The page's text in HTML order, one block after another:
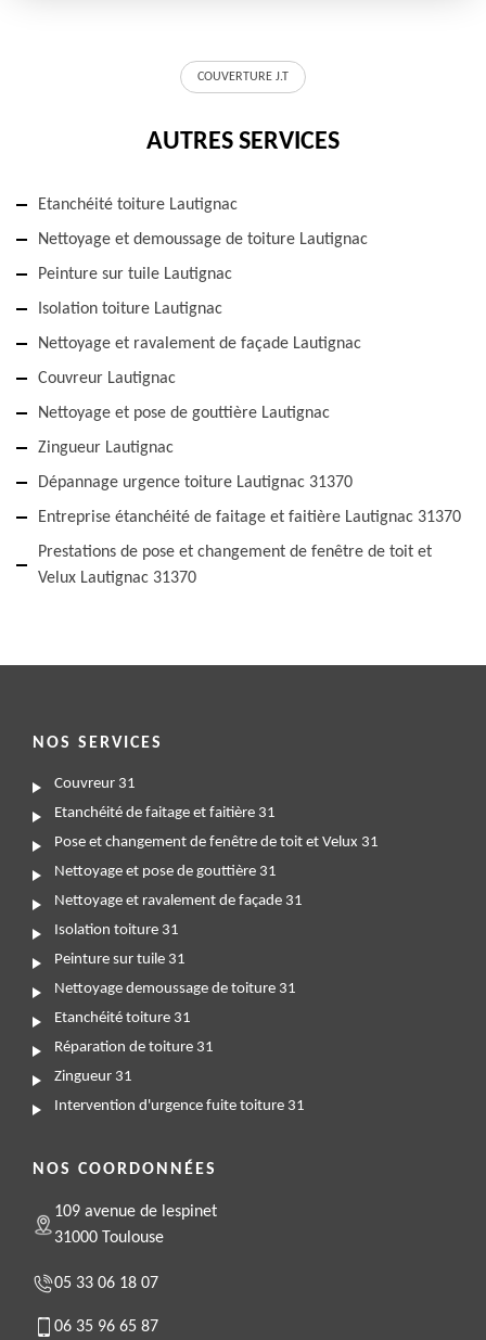
COUVERTURE J.T
AUTRES SERVICES
Etanchéité toiture Lautignac
Nettoyage et demoussage de toiture Lautignac
Peinture sur tuile Lautignac
Isolation toiture Lautignac
Nettoyage et ravalement de façade Lautignac
Couvreur Lautignac
Nettoyage et pose de gouttière Lautignac
Zingueur Lautignac
Dépannage urgence toiture Lautignac 31370
Entreprise étanchéité de faitage et faitière Lautignac 31370
Prestations de pose et changement de fenêtre de toit et
Velux Lautignac 31370
NOS SERVICES
Couvreur 31
Etanchéité de faitage et faitière 31
Pose et changement de fenêtre de toit et Velux 31
Nettoyage et pose de gouttière 31
Nettoyage et ravalement de façade 31
Isolation toiture 31
Peinture sur tuile 31
Nettoyage demoussage de toiture 31
Etanchéité toiture 31
Réparation de toiture 31
Zingueur 31
Intervention d'urgence fuite toiture 31
NOS COORDONNÉES
109 avenue de lespinet
31000 Toulouse
05 33 06 18 07
06 35 96 65 87